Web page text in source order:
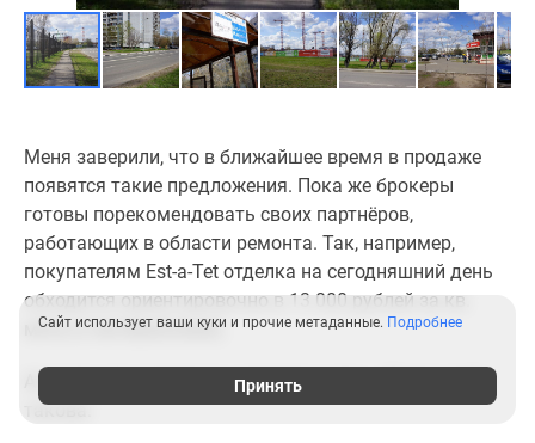
Меня заверили, что в ближайшее время в продаже
появятся такие предложения. Пока же брокеры
готовы порекомендовать своих партнёров,
работающих в области ремонта. Так, например,
покупателям Est-a-Tet отделка на сегодняшний день
обходится ориентировочно в 13 000 рублей за кв.
метр (с материалами).
Актуальная стоимость квартир в мкр. «Домашний»
такова:
Сайт использует ваши куки и прочие метаданные. Подробнее
Принять